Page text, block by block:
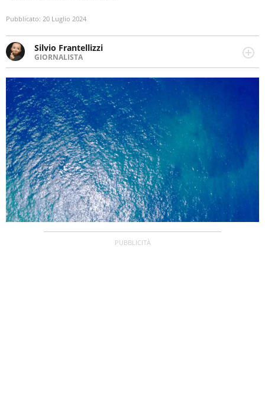
Pubblicato: 20 Luglio 2024
Silvio Frantellizzi
GIORNALISTA
Giornalista pubblicista. Da oltre dieci anni si occupa di
informazione sul web, scrivendo di sport, attualità,
cronaca, motori, spettacolo e videogame.